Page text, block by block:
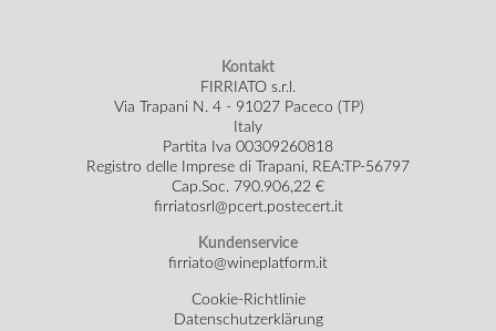
Kontakt
FIRRIATO s.r.l.
Via Trapani N. 4 - 91027 Paceco (TP)
Italy
Partita Iva 00309260818
Registro delle Imprese di Trapani, REA:TP-56797
Cap.Soc. 790.906,22 €
firriatosrl@pcert.postecert.it
Kundenservice
firriato@wineplatform.it
Cookie-Richtlinie
Datenschutzerklärung